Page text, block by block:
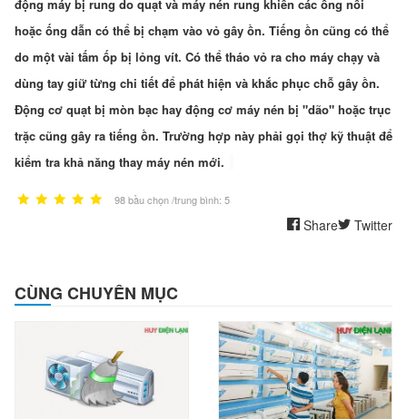
động máy bị rung do quạt và máy nén rung khiến các ống nối
hoặc ống dẫn có thể bị chạm vào vỏ gây ồn. Tiếng ồn cũng có thể
do một vài tấm ốp bị lỏng vít. Có thể tháo vỏ ra cho máy chạy và
dùng tay giữ từng chi tiết để phát hiện và khắc phục chỗ gây ồn.
Động cơ quạt bị mòn bạc hay động cơ máy nén bị "dão" hoặc trục
trặc cũng gây ra tiếng ồn. Trường hợp này phải gọi thợ kỹ thuật để
kiểm tra khả năng thay máy nén mới.
98 bầu chọn /trung bình: 5
Share Twitter
CÙNG CHUYÊN MỤC